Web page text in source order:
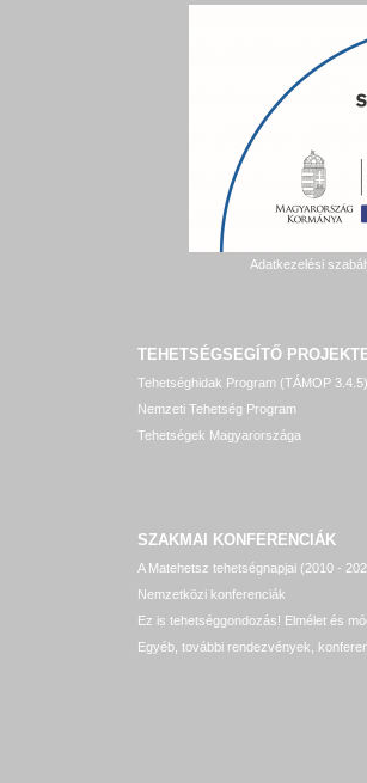
Adatkezelési
TEHETSÉGSEGÍTŐ
Tehetséghidak Program (TÁMOP 3.4.5)
Nemzeti Tehetség Program
Tehetségek Magyarországa
SZAKMAI KONFERENCIÁK
A Matehetsz tehetségnapjai (2010 -
Nemzetközi konferenciák
Ez is tehetséggondozás! Elmélet és
Egyéb, további rendezvények,